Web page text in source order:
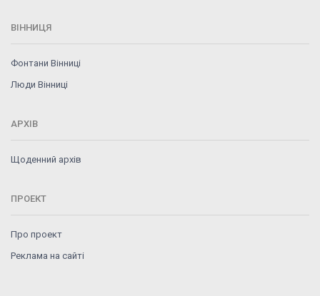
ВІННИЦЯ
Фонтани Вінниці
Люди Вінниці
АРХІВ
Щоденний архів
ПРОЕКТ
Про проект
Реклама на сайті